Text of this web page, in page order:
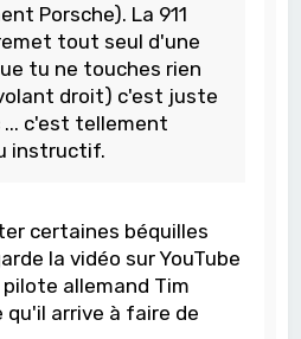
Porsche). La 911
tout seul d'une
tu ne touches rien
droit) c'est juste
c'est tellement
instructif.
certaines béquilles
la vidéo sur YouTube
allemand Tim
qu'il arrive à faire de